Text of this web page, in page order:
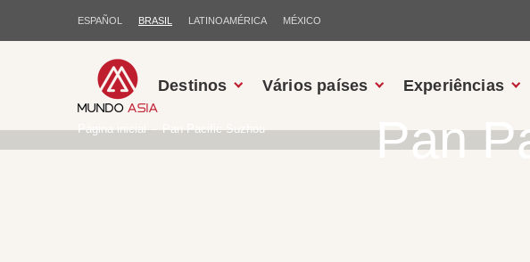
ESPAÑOL BRASIL LATINOAMÉRICA MÉXICO
Destinos Vários países Experiências
Pan
Página inicial Pan Pacific Suzhou